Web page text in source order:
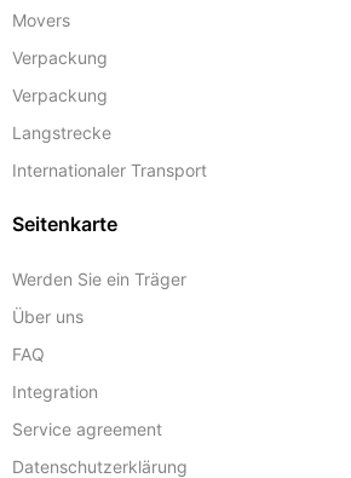
Movers
Verpackung
Verpackung
Langstrecke
Internationaler Transport
Seitenkarte
Werden Sie ein Träger
Über uns
FAQ
Integration
Service agreement
Datenschutzerklärung